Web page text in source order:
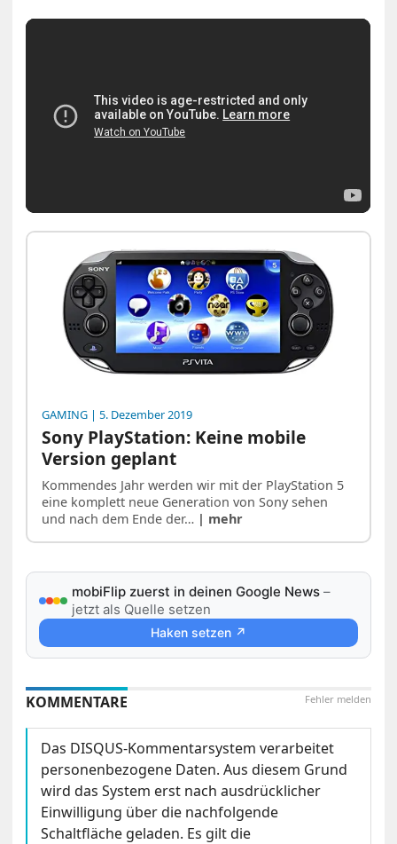
GAMING | 5. Dezember 2019
Sony PlayStation: Keine mobile
Version geplant
Kommendes Jahr werden wir mit der PlayStation 5
eine komplett neue Generation von Sony sehen
und nach dem Ende der… | mehr
mobiFlip zuerst in deinen Google News –
jetzt als Quelle setzen
Haken setzen ↗
Fehler melden
KOMMENTARE
Das DISQUS-Kommentarsystem verarbeitet
personenbezogene Daten. Aus diesem Grund
wird das System erst nach ausdrücklicher
Einwilligung über die nachfolgende
Schaltfläche geladen. Es gilt die